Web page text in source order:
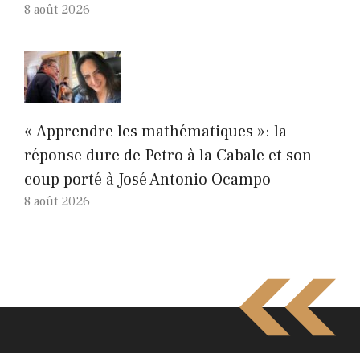
8 août 2026
« Apprendre les mathématiques »: la
réponse dure de Petro à la Cabale et son
coup porté à José Antonio Ocampo
8 août 2026